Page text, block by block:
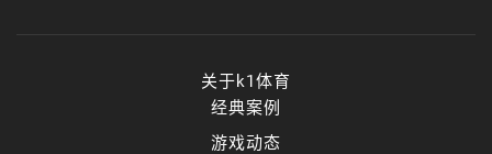
关于k1体育
经典案例
游戏动态